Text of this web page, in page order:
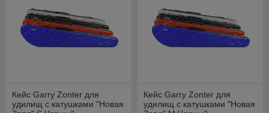
Кейс Garry Zonter для
удилищ с катушками "Новая
Кейс Garry Zonter для
удилищ с катушками "Новая